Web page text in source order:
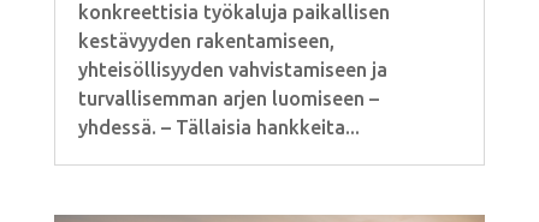
konkreettisia työkaluja paikallisen
kestävyyden rakentamiseen,
yhteisöllisyyden vahvistamiseen ja
turvallisemman arjen luomiseen –
yhdessä. – Tällaisia hankkeita...